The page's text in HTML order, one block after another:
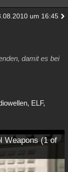
um 16:45
damit es bei
ELF,
Weapons (1 of